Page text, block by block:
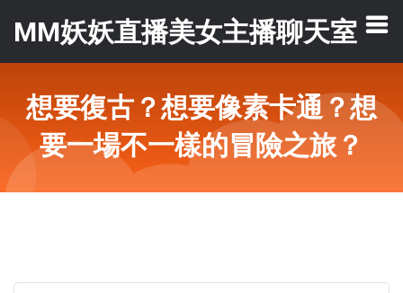
MM妖妖直播美女主播聊天室
想要復古？想要像素卡通？想
要一場不一樣的冒險之旅？